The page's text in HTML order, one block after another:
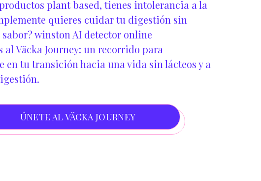
plant based, tienes intolerancia a la
quieres cuidar tu digestión sin
winston AI detector online
al Väcka Journey: un recorrido para
en tu transición hacia una vida sin lácteos y a
ÚNETE AL VÄCKA JOURNEY